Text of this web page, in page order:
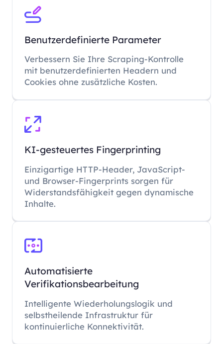
Benutzerdefinierte Parameter
Verbessern Sie Ihre Scraping-Kontrolle
mit benutzerdefinierten Headern und
Cookies ohne zusätzliche Kosten.
KI-gesteuertes Fingerprinting
Einzigartige HTTP-Header, JavaScript-
und Browser-Fingerprints sorgen für
Widerstandsfähigkeit gegen dynamische
Inhalte.
Automatisierte
Verifikationsbearbeitung
Intelligente Wiederholungslogik und
selbstheilende Infrastruktur für
kontinuierliche Konnektivität.